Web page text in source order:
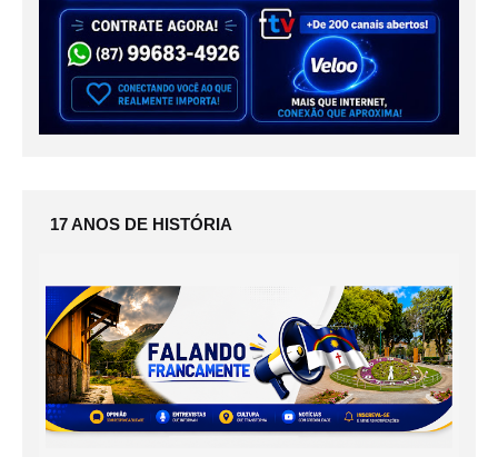
17 ANOS DE HISTÓRIA